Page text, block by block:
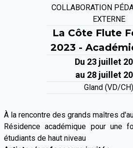
COLLABORATION
EXTERNE
La Côte Flute
2023 -
Du 23 juillet
au 28 juillet
Gland (VD/CH)
À la rencontre des grands maîtres
Résidence académique pour une
étudiants de haut niveau